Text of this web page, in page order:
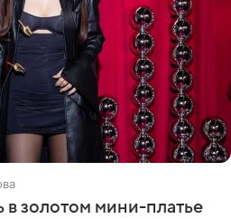
в золотом мини-платье